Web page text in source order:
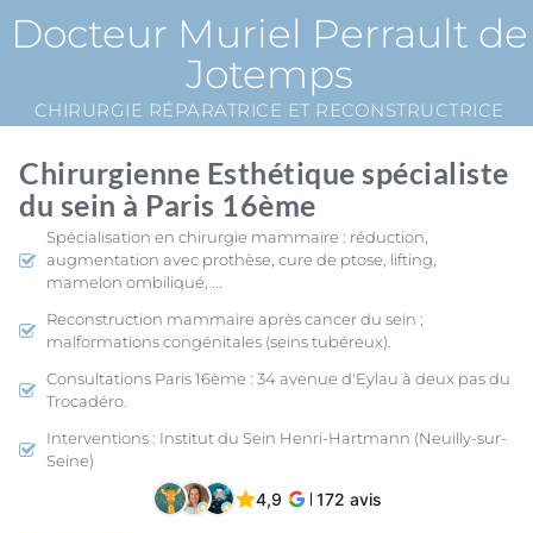
Docteur Muriel Perrault de
Jotemps
CHIRURGIE RÉPARATRICE ET RECONSTRUCTRICE
Chirurgienne Esthétique spécialiste
du sein à Paris 16ème
Spécialisation en chirurgie mammaire : réduction,
augmentation avec prothèse, cure de ptose, lifting,
mamelon ombiliqué, ...
Reconstruction mammaire après cancer du sein ;
malformations congénitales (seins tubéreux).
Consultations Paris 16ème : 34 avenue d'Eylau à deux pas du
Trocadéro.
Interventions : Institut du Sein Henri-Hartmann (Neuilly-sur-
Seine)